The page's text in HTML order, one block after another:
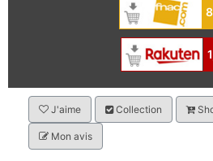
J'aime Collection
Mon avis